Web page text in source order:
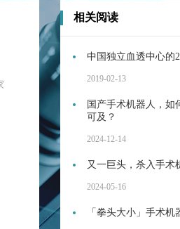
相关阅读
中国独立血透中心的
2019-02-13
国产手术机器人，如
可及？
2024-12-14
又一巨头，杀入手术
2024-05-16
「拳头大小」手术机